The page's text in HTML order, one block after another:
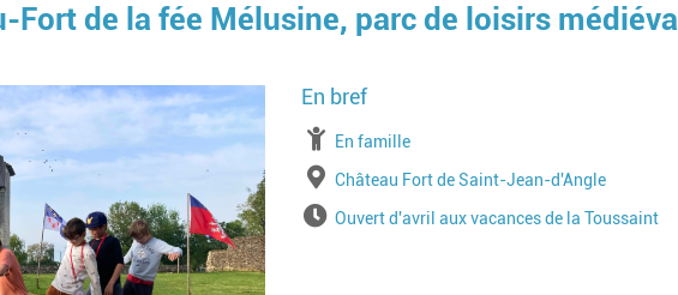
Fort de la fée Mélusine, parc de loisirs médiéval
Image
à partir de
En famille
Lieu
Château Fort de Saint-Jean-d'Angle
HorairesOuvert d'avril aux vacances de la Toussaint